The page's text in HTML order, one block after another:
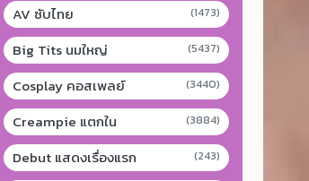
AV ซับไทย (1473)
Big Tits นมใหญ่ (5437)
Cosplay คอสเพลย์ (3440)
Creampie แตกใน (3884)
Debut แสดงเรื่องแรก (243)